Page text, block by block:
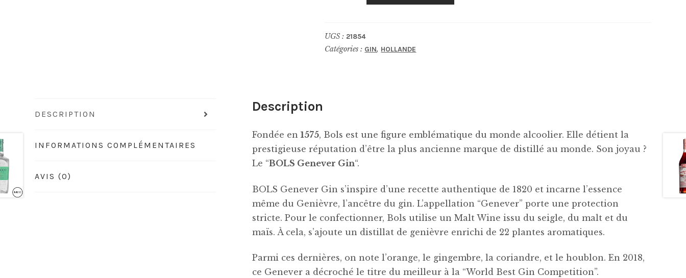
Gin
UGS : 21854
Catégories : GIN, HOLLANDE
DESCRIPTION
INFORMATIONS COMPLÉMENTAIRES
AVIS (0)
Description
Fondée en1575, Bols est une figure emblématique du monde alcoolier. Elle détient la
prestigieuse réputation d’être la plus ancienne marque de distillé au monde. Son joyau ?
Le “BOLS Genever Gin“.
BOLS Genever Gin s’inspire d’une recette authentique de 1820 et incarne l’essence
même du Genièvre, l’ancêtre du gin. L’appellation “Genever” porte une protection
stricte. Pour le confectionner, Bols utilise un Malt Wine issu du seigle, du malt et du
maïs. À cela, s’ajoute un distillat de genièvre enrichi de 22 plantes aromatiques.
Parmi ces dernières, on note l’orange, le gingembre, la coriandre, et le houblon. En 2018,
ce Genever a décroché le titre du meilleur à la “World Best Gin Competition”.